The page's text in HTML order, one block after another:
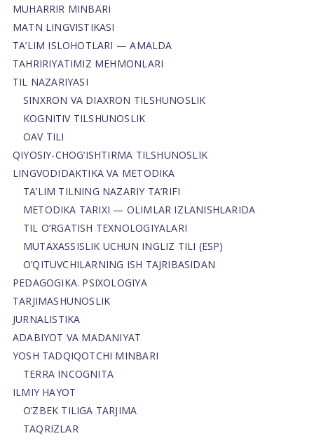
MUHARRIR MINBARI
MATN LINGVISTIKASI
TA’LIM ISLOHOTLARI — AMALDA
TAHRIRIYATIMIZ MEHMONLARI
TIL NAZARIYASI
SINXRON VA DIAXRON TILSHUNOSLIK
KOGNITIV TILSHUNOSLIK
OAV TILI
QIYOSIY-CHOG‘ISHTIRMA TILSHUNOSLIK
LINGVODIDAKTIKA VA METODIKA
TA’LIM TILNING NAZARIY TA’RIFI
METODIKA TARIXI — OLIMLAR IZLANISHLARIDA
TIL O’RGATISH TEXNOLOGIYALARI
MUTAXASSISLIK UCHUN INGLIZ TILI (ESP)
O’QITUVCHILARNING ISH TAJRIBASIDAN
PEDAGOGIKA. PSIXOLOGIYA
TARJIMASHUNOSLIK
JURNALISTIKA
ADABIYOT VA MADANIYAT
YOSH TADQIQOTCHI MINBARI
TERRA INCOGNITA
ILMIY HAYOT
O’ZBEK TILIGA TARJIMA
TAQRIZLAR